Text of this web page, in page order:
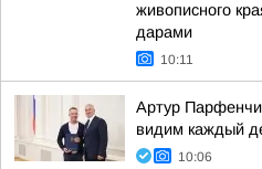
живописного
дарами
10:11
Артур
видим каждый
10:06